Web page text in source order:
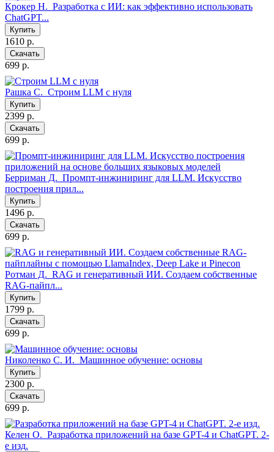
Крокер Н. Разработка с ИИ: как эффективно использовать
ChatGPT...
Купить
1610 р.
Скачать
699 р.
Рашка С. Строим LLM с нуля
Купить
2399 р.
Скачать
699 р.
Берриман Д. Промпт-инжиниринг для LLM. Искусство
построения прил...
Купить
1496 р.
Скачать
699 р.
Ротман Д. RAG и генеративный ИИ. Создаем собственные
RAG-пайпл...
Купить
1799 р.
Скачать
699 р.
Николенко С. И. Машинное обучение: основы
Купить
2300 р.
Скачать
699 р.
Келен О. Разработка приложений на базе GPT-4 и ChatGPT. 2-
е изд.